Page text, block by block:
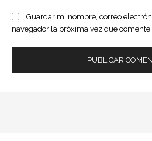
Guardar mi nombre, correo
navegador la próxima vez que comente.